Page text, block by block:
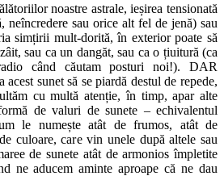
noastre astrale, ieșirea tensionată
neîncredere sau orice alt fel de jenă) sau
simțirii mult-dorită, în exterior poate să
sau ca un dangăt, sau ca o țiuitură (ca
când căutam posturi noi!). DAR
acest sunet să se piardă destul de repede,
cu multă atenție, în timp, apar alte
de valuri de sunete – echivalentul
le numește atât de frumos, atât de
culoare, care vin unele după altele sau
de sunete atât de armonios împletite
ne aducem aminte aproape că ne dau